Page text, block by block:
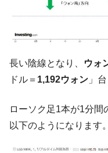
『Money1』
【韓国
ル。外平債の発行「
『Money1』
韓国「
『Money1』
韓国･李
言。
『Money1』
だ。
す」⇒「金を経由する
長い陰線となり、 ウォ
ドル＝ 1,192ウォン 」
ローソク足1本が1分間
以下のようになります。